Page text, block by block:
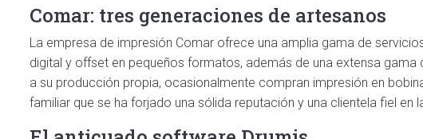
Comar: tres generaciones de artesanos
La empresa de impresión Comar ofrece una amplia gama de
digital y offset en pequeños formatos, además de una extensa
a su producción propia, ocasionalmente compran impresión en
familiar que se ha forjado una sólida reputación y una clientela fiel en